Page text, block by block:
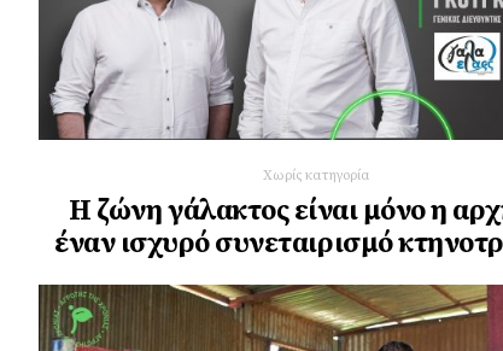
Χωρίς κατηγορία
Η ζώνη γάλακτος είναι μόνο η
έναν ισχυρό συνεταιρισμό